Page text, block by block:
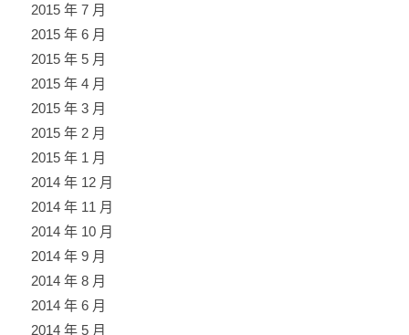
2015 年 7 月
2015 年 6 月
2015 年 5 月
2015 年 4 月
2015 年 3 月
2015 年 2 月
2015 年 1 月
2014 年 12 月
2014 年 11 月
2014 年 10 月
2014 年 9 月
2014 年 8 月
2014 年 6 月
2014 年 5 月